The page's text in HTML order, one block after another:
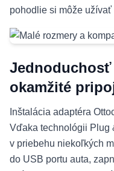
pohodlie si môže
Jednoduchosť
okamžité
Inštalácia adaptéra
Vďaka technológii Plug
v priebehu niekoľkých
do USB portu auta,